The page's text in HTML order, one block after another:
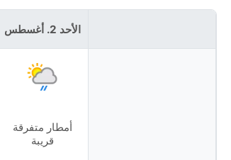
الأحد 2. أغسطس
أمطار متفرقة
قريبة